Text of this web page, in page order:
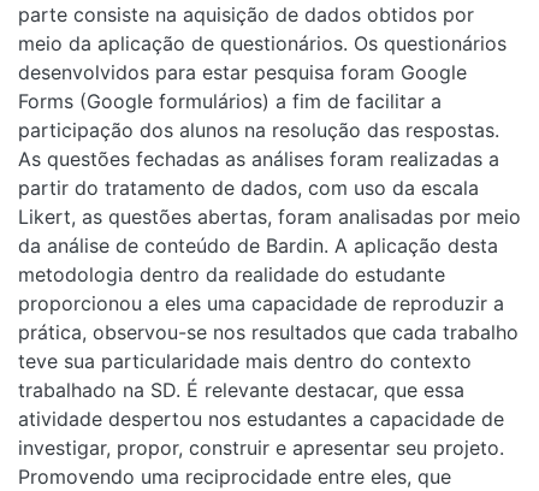
parte consiste na aquisição de dados obtidos por
meio da aplicação de questionários. Os questionários
desenvolvidos para estar pesquisa foram Google
Forms (Google formulários) a fim de facilitar a
participação dos alunos na resolução das respostas.
As questões fechadas as análises foram realizadas a
partir do tratamento de dados, com uso da escala
Likert, as questões abertas, foram analisadas por meio
da análise de conteúdo de Bardin. A aplicação desta
metodologia dentro da realidade do estudante
proporcionou a eles uma capacidade de reproduzir a
prática, observou-se nos resultados que cada trabalho
teve sua particularidade mais dentro do contexto
trabalhado na SD. É relevante destacar, que essa
atividade despertou nos estudantes a capacidade de
investigar, propor, construir e apresentar seu projeto.
Promovendo uma reciprocidade entre eles, que